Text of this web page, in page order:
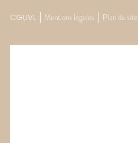
CGUVL Mentions légales Plan du site